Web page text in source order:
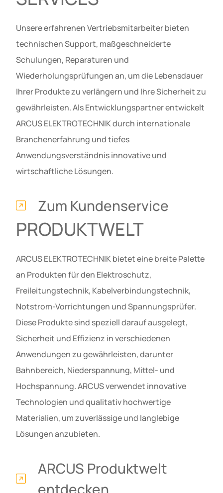
Unsere erfahrenen Vertriebsmitarbeiter bieten
technischen Support, maßgeschneiderte
Schulungen, Reparaturen und
Wiederholungsprüfungen an, um die Lebensdauer
Ihrer Produkte zu verlängern und Ihre Sicherheit zu
gewährleisten. Als Entwicklungspartner entwickelt
ARCUS ELEKTROTECHNIK durch internationale
Branchenerfahrung und tiefes
Anwendungsverständnis innovative und
wirtschaftliche Lösungen.
Zum Kundenservice
PRODUKTWELT
ARCUS ELEKTROTECHNIK bietet eine breite Palette
an Produkten für den Elektroschutz,
Freileitungstechnik, Kabelverbindungstechnik,
Notstrom-Vorrichtungen und Spannungsprüfer.
Diese Produkte sind speziell darauf ausgelegt,
Sicherheit und Effizienz in verschiedenen
Anwendungen zu gewährleisten, darunter
Bahnbereich, Niederspannung, Mittel- und
Hochspannung. ARCUS verwendet innovative
Technologien und qualitativ hochwertige
Materialien, um zuverlässige und langlebige
Lösungen anzubieten.
ARCUS Produktwelt
entdecken